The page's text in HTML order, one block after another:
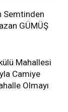
Semtinden
GÜMÜŞ
Mahallesi
Camiye
Olmayı